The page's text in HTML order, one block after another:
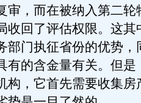
审，而在被纳入第二轮
收回了评估权限。这其
部门执征省份的优势，
有的含金量有关。但是
构，它首先需要收集房